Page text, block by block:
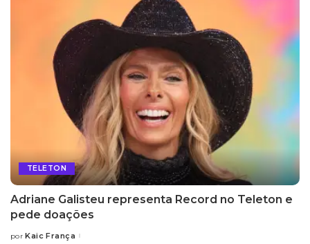
TELETON
Adriane Galisteu representa Record no Teleton e
pede doações
Posted
por Kaic França